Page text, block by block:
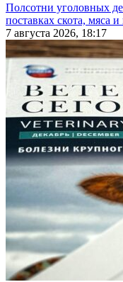
Полсотни уголовных
поставках скота, мяса и
7 августа 2026, 18:17